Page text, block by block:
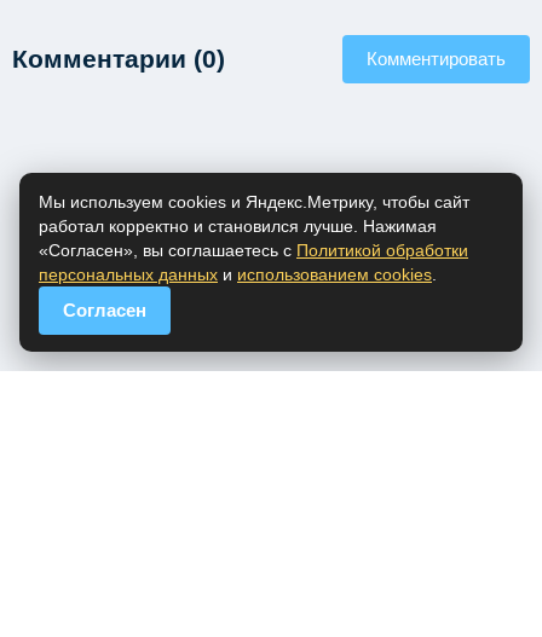
Комментарии (0) Комментировать
Мы используем cookies и Яндекс.Метрику, чтобы сайт
работал корректно и становился лучше. Нажимая
«Согласен», вы соглашаетесь с Политикой обработки
персональных данных и использованием cookies
Согласен